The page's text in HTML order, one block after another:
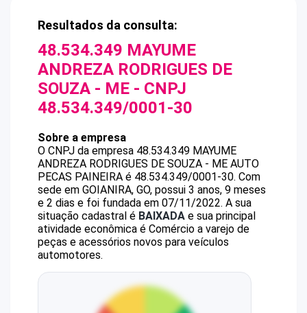
Resultados da consulta:
48.534.349 MAYUME
ANDREZA RODRIGUES DE
SOUZA - ME - CNPJ
48.534.349/0001-30
Sobre a empresa
O CNPJ da empresa 48.534.349 MAYUME
ANDREZA RODRIGUES DE SOUZA - ME AUTO
PECAS PAINEIRA é 48.534.349/0001-30. Com
sede em GOIANIRA, GO, possui 3 anos, 9 meses
e 2 dias e foi fundada em 07/11/2022. A sua
situação cadastral é BAIXADA e sua principal
atividade econômica é Comércio a varejo de
peças e acessórios novos para veículos
automotores.